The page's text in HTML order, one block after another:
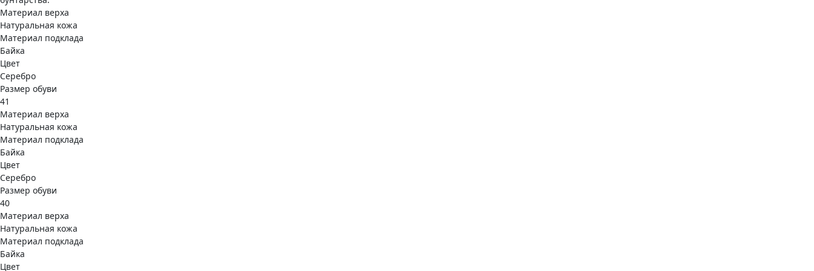
Материал верха
Натуральная кожа
Материал подклада
Байка
Цвет
Серебро
Размер обуви
41
Материал верха
Натуральная кожа
Материал подклада
Байка
Цвет
Серебро
Размер обуви
40
Материал верха
Натуральная кожа
Материал подклада
Байка
Цвет